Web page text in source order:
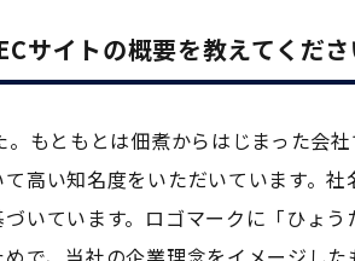
サイトの概要を教えてくださ
もともとは佃煮からはじまった会
高い知名度をいただいています。
いています。ロゴマークに「ひょ